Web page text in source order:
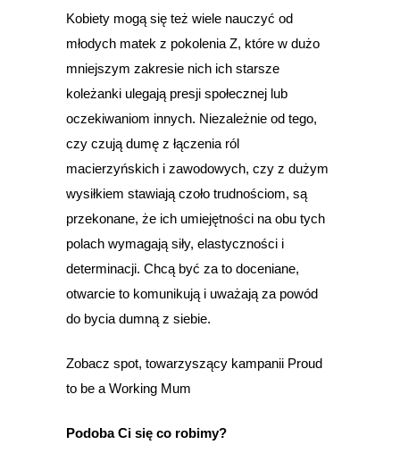
Kobiety mogą się też wiele nauczyć od
młodych matek z pokolenia Z, które w dużo
mniejszym zakresie nich ich starsze
koleżanki ulegają presji społecznej lub
oczekiwaniom innych. Niezależnie od tego,
czy czują dumę z łączenia ról
macierzyńskich i zawodowych, czy z dużym
wysiłkiem stawiają czoło trudnościom, są
przekonane, że ich umiejętności na obu tych
polach wymagają siły, elastyczności i
determinacji. Chcą być za to doceniane,
otwarcie to komunikują i uważają za powód
do bycia dumną z siebie.
Zobacz spot, towarzyszący kampanii Proud
to be a Working Mum
Podoba Ci się co robimy?